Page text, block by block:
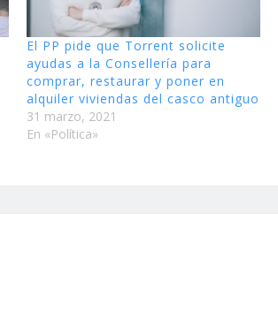
El PP pide que Torrent solicite
ayudas a la Consellería para
comprar, restaurar y poner en
alquiler viviendas del casco antiguo
31 marzo, 2021
En «Política»